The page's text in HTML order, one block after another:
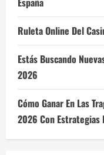
Ruleta Online Del
Estás Buscando
2026
Cómo Ganar En Las
2026 Con Estrategias